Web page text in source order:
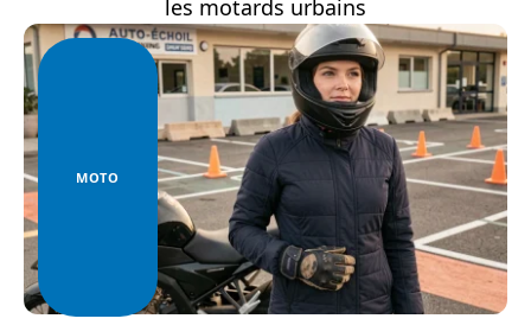
les motards urbains
MOTO